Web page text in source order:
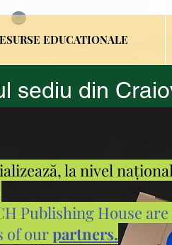
EDUCATIONALE
sediu din
la nivel
Publishing House
of ourpartners.